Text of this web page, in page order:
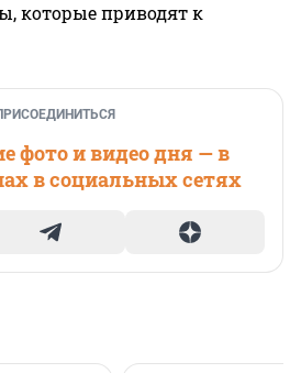
которые приводят к
фото и видео дня — в
в социальных сетях